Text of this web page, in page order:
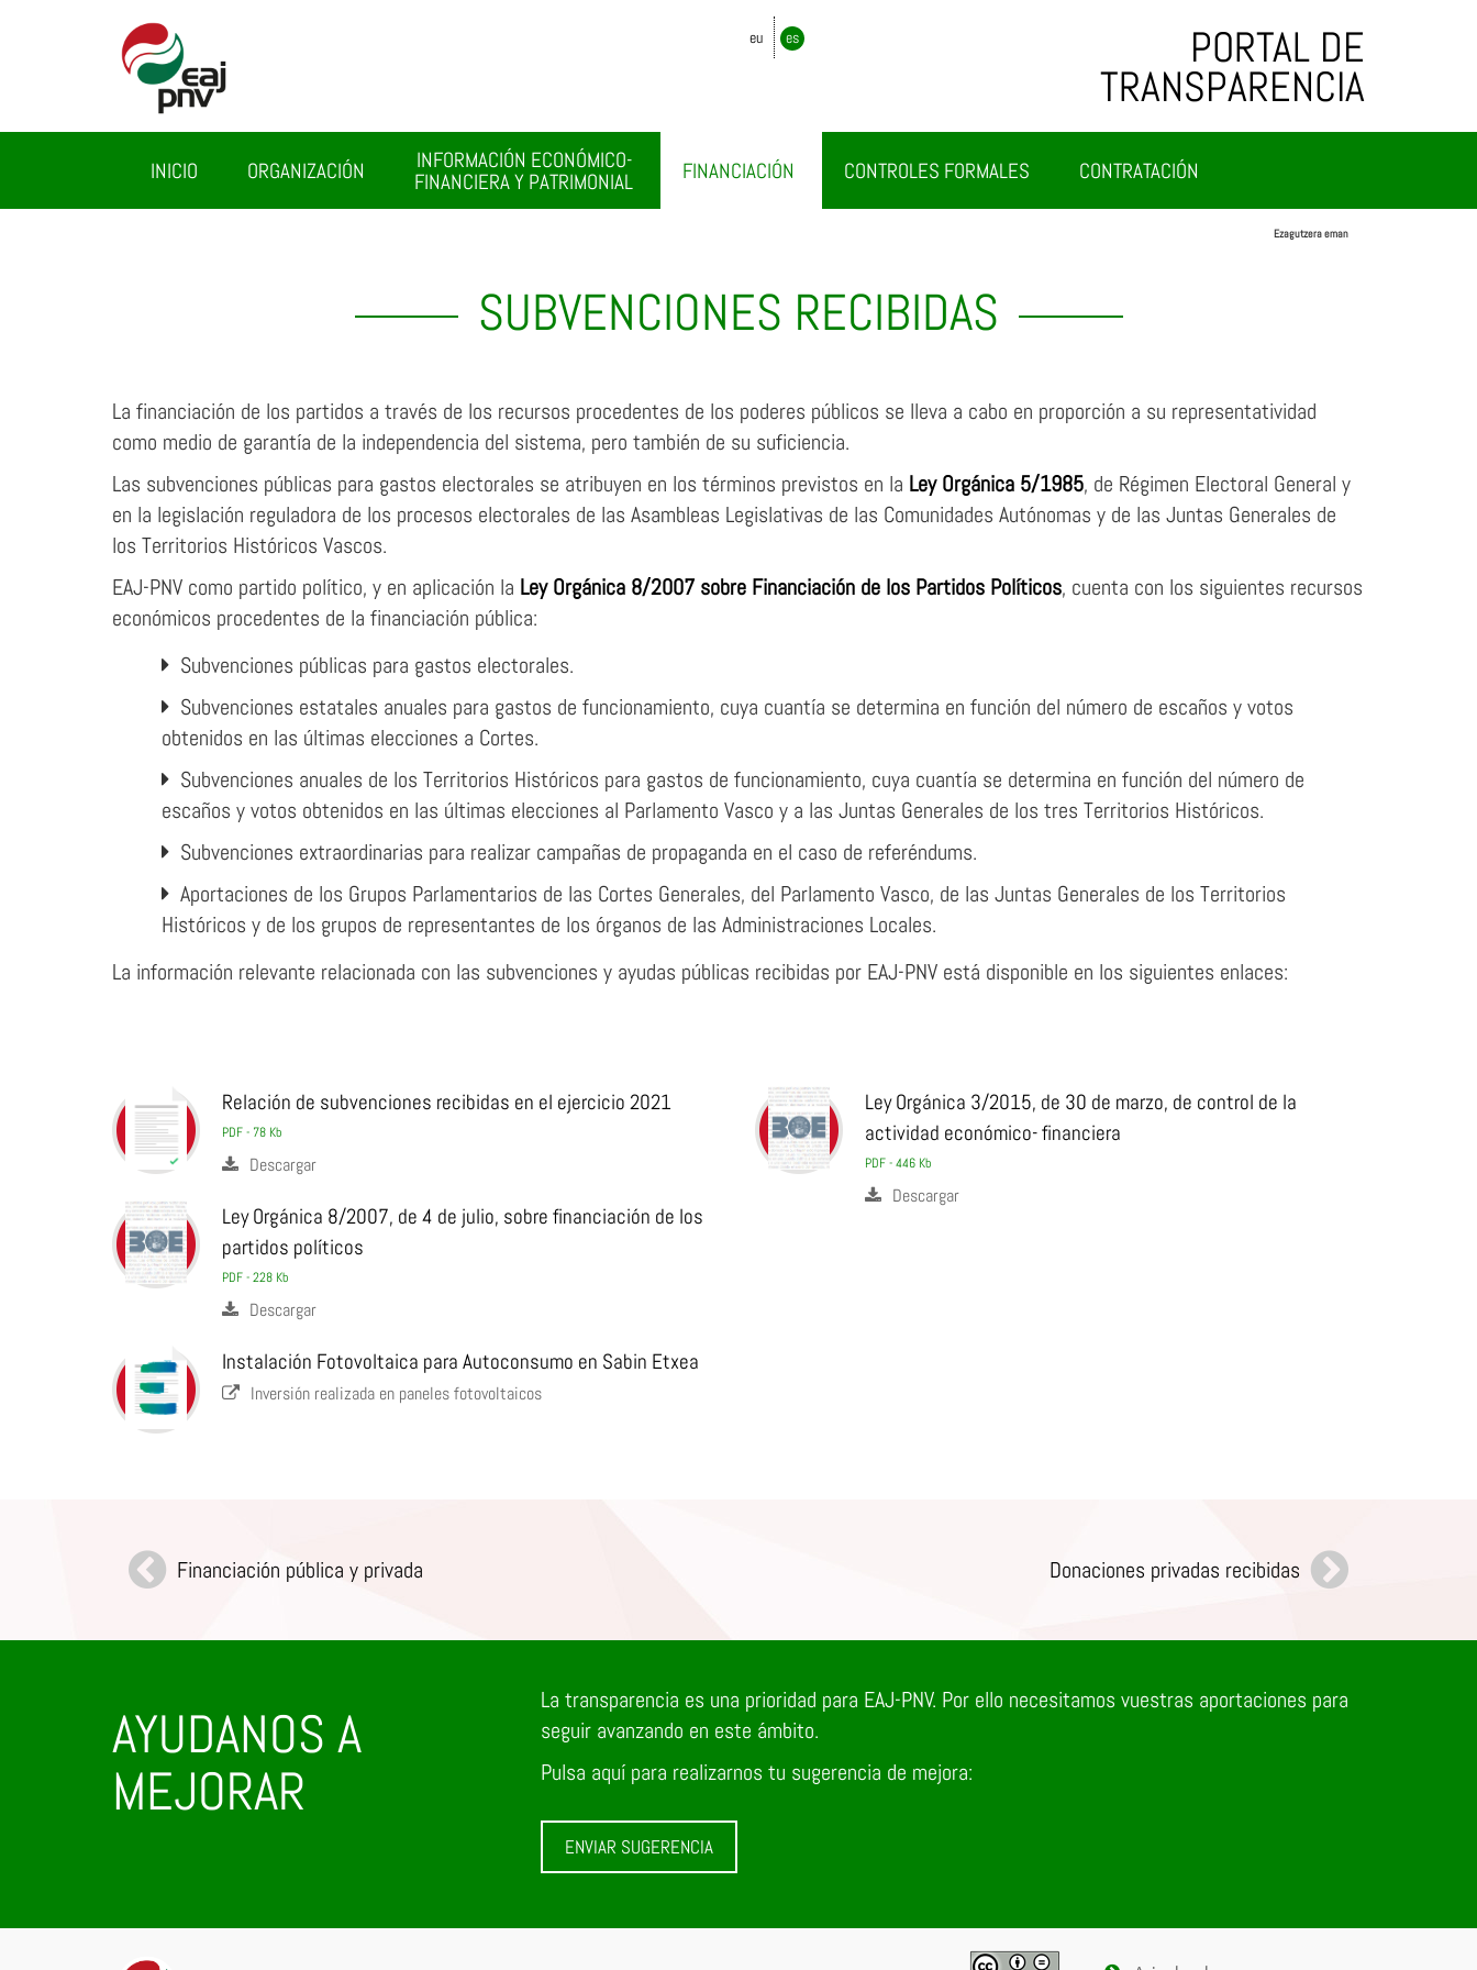
eu es PORTAL DE
TRANSPARENCIA
INICIO ORGANIZACIÓN
INFORMACIÓN ECONÓMICO-
FINANCIERA Y PATRIMONIAL
FINANCIACIÓN CONTROLES FORMALES CONTRATACIÓN
Ezagutzera eman
SUBVENCIONES RECIBIDAS
La financiación de los partidos a través de los recursos procedentes de los poderes públicos se lleva a cabo en proporción a su representatividad
como medio de garantía de la independencia del sistema, pero también de su suficiencia.
Las subvenciones públicas para gastos electorales se atribuyen en los términos previstos en la Ley Orgánica 5/1985, de Régimen Electoral General y
en la legislación reguladora de los procesos electorales de las Asambleas Legislativas de las Comunidades Autónomas y de las Juntas Generales de
los Territorios Históricos Vascos.
EAJ-PNV como partido político, y en aplicación la Ley Orgánica 8/2007 sobre Financiación de los Partidos Políticos, cuenta con los siguientes recursos
económicos procedentes de la financiación pública:
Subvenciones públicas para gastos electorales.
Subvenciones estatales anuales para gastos de funcionamiento, cuya cuantía se determina en función del número de escaños y votos
obtenidos en las últimas elecciones a Cortes.
Subvenciones anuales de los Territorios Históricos para gastos de funcionamiento, cuya cuantía se determina en función del número de
escaños y votos obtenidos en las últimas elecciones al Parlamento Vasco y a las Juntas Generales de los tres Territorios Históricos.
Subvenciones extraordinarias para realizar campañas de propaganda en el caso de referéndums.
Aportaciones de los Grupos Parlamentarios de las Cortes Generales, del Parlamento Vasco, de las Juntas Generales de los Territorios
Históricos y de los grupos de representantes de los órganos de las Administraciones Locales.
La información relevante relacionada con las subvenciones y ayudas públicas recibidas por EAJ-PNV está disponible en los siguientes enlaces:
Relación de subvenciones recibidas en el ejercicio 2021
PDF - 78 Kb
Descargar
Ley Orgánica 8/2007, de 4 de julio, sobre financiación de los
partidos políticos
PDF - 228 Kb
Descargar
Ley Orgánica 3/2015, de 30 de marzo, de control de la
actividad económico- financiera
PDF - 446 Kb
Descargar
Instalación Fotovoltaica para Autoconsumo en Sabin Etxea
Inversión realizada en paneles fotovoltaicos
Financiación pública y privada Donaciones privadas recibidas
AYUDANOS A
MEJORAR
La transparencia es una prioridad para EAJ-PNV. Por ello necesitamos vuestras aportaciones para
seguir avanzando en este ámbito.
Pulsa aquí para realizarnos tu sugerencia de mejora:
ENVIAR SUGERENCIA